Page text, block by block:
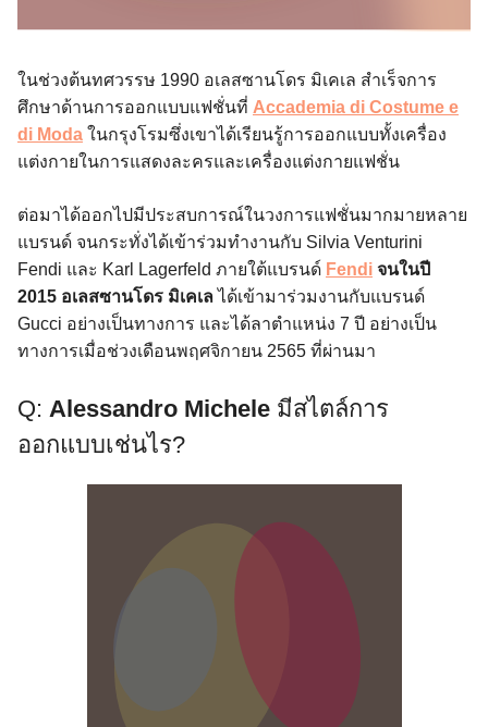
ในช่วงต้นทศวรรษ 1990 อเลสซานโดร มิเคเล สำเร็จการ
ศึกษาด้านการออกแบบแฟชั่นที่ Accademia di Costume e
di Moda ในกรุงโรมซึ่งเขาได้เรียนรู้การออกแบบทั้งเครื่อง
แต่งกายในการแสดงละครและเครื่องแต่งกายแฟชั่น
ต่อมาได้ออกไปมีประสบการณ์ในวงการแฟชั่นมากมายหลาย
แบรนด์ จนกระทั่งได้เข้าร่วมทำงานกับ Silvia Venturini
Fendi และ Karl Lagerfeld ภายใต้แบรนด์ Fendi จนในปี
2015 อเลสซานโดร มิเคเลได้เข้ามาร่วมงานกับแบรนด์
Gucci อย่างเป็นทางการ และได้ลาตำแหน่ง 7 ปี อย่างเป็น
ทางการเมื่อช่วงเดือนพฤศจิกายน 2565 ที่ผ่านมา
Q: Alessandro Michele มีสไตล์การ
ออกแบบเช่นไร?